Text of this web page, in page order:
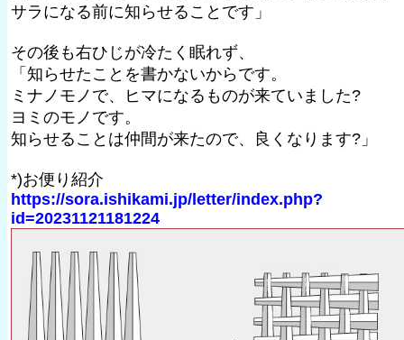
サラになる前に知らせることです」
その後も右ひじが冷たく眠れず、
「知らせたことを書かないからです。
ミナノモノで、ヒマになるものが来ていました?
ヨミのモノです。
知らせることは仲間が来たので、良くなります?」
*)お便り紹介
https://sora.ishikami.jp/letter/index.php?
id=20231121181224